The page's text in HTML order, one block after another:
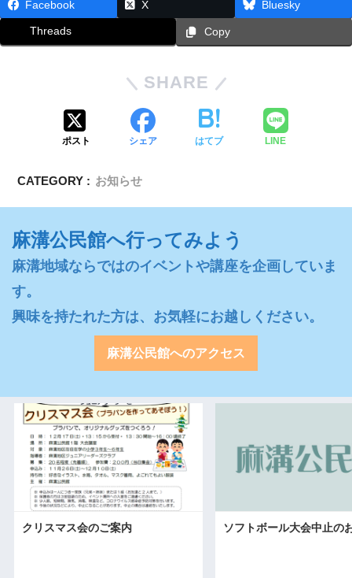
Facebook X Bluesky
Threads Copy
SHARE
ポスト シェア はてブ LINE
CATEGORY : お知らせ
麻溝公民館へ行ってみよう
麻溝地域ならではのイベントや講座を企画していま
す。
興味を持たれた方は、お気軽にお越しください。
麻溝公民館へのアクセス
クリスマス会のご案内 ソフトボール大会中止の